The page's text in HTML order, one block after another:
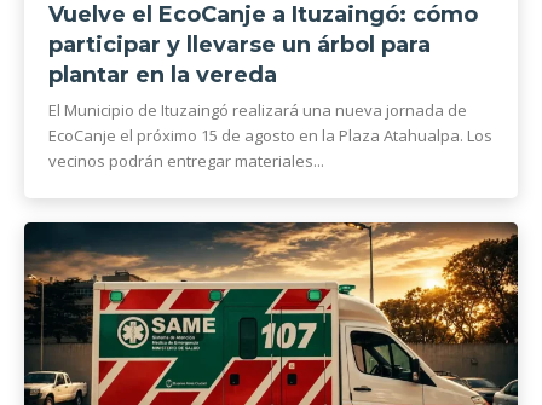
Vuelve el EcoCanje a Ituzaingó: cómo
participar y llevarse un árbol para
plantar en la vereda
El Municipio de Ituzaingó realizará una nueva jornada de
EcoCanje el próximo 15 de agosto en la Plaza Atahualpa. Los
vecinos podrán entregar materiales...